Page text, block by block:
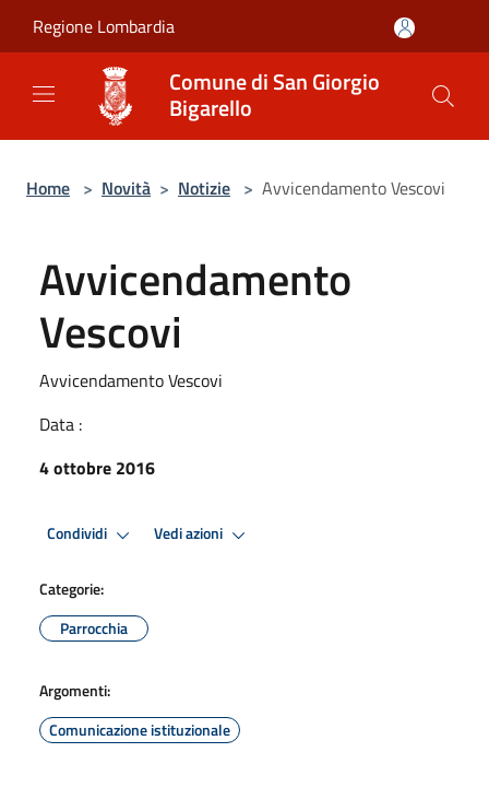
Regione Lombardia
Comune di San Giorgio
Bigarello
Home > Novità > Notizie > Avvicendamento Vescovi
Avvicendamento
Vescovi
Avvicendamento Vescovi
Data :
4 ottobre 2016
Condividi Vedi azioni
Categorie:
Parrocchia
Argomenti:
Comunicazione istituzionale